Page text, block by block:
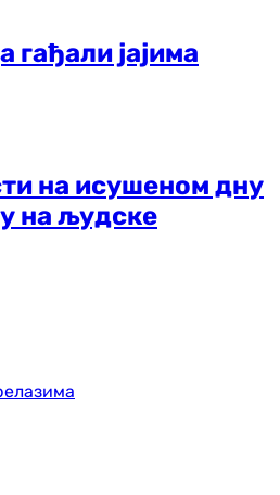
гађали јајима
на исушеном дну
на људске